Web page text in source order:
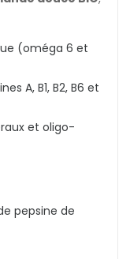
(oméga 6 et
A, B1, B2, B6 et
et oligo-
pepsine de